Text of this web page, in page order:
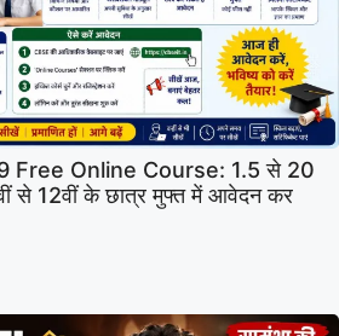
Free Online Course: 1.5 से 20
से 12वीं के छात्र मुफ्त में आवेदन कर